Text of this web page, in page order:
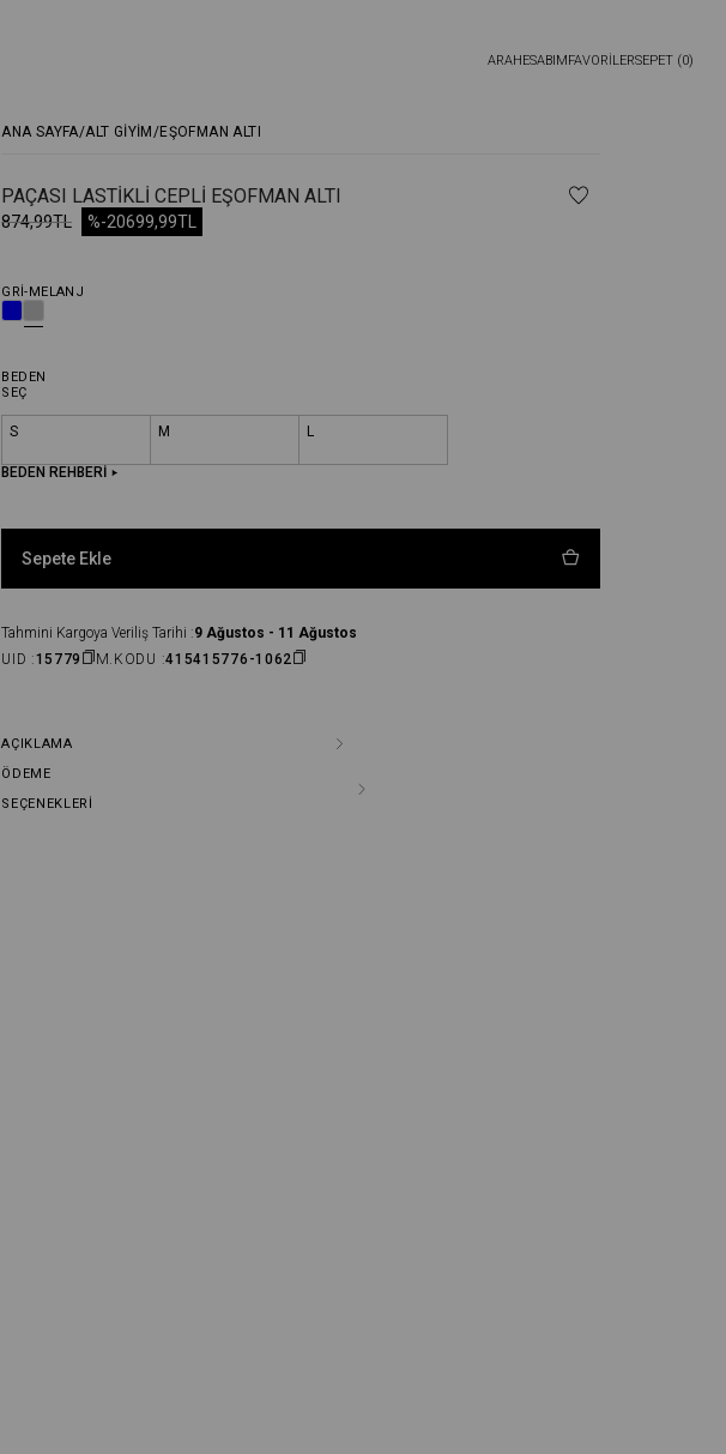
ARAHESABIMFAVORİLERSEPET (0)
ANA SAYFA ALT GİYİM EŞOFMAN ALTI
PAÇASI LASTIKLI CEPLI EŞOFMAN ALTI
874,99TL 699,99TL
%-20
GRI-MELANJ
BEDEN
SEÇ
S M L
BEDEN REHBERİ
Sepete Ekle
Tahmini Kargoya Veriliş Tarihi :9 Ağustos - 11 Ağustos
UID :15779 M.KODU :415415776-1062
AÇIKLAMA
ÖDEME
SEÇENEKLERI